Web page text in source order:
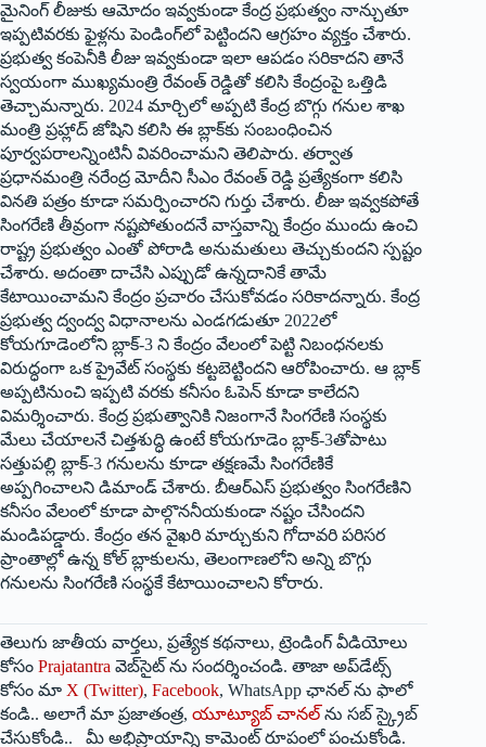
మైనింగ్‌ ‌లీజుకు ఆమోదం ఇవ్వకుండా కేంద్ర ప్రభుత్వం నాన్చుతూ
ఇప్పటివ‌ర‌కు ఫైళ్ల‌ను పెండింగ్‌లో పెట్టిందని ఆగ్రహం వ్యక్తం చేశారు.
ప్రభుత్వ కంపెనీకి లీజు ఇవ్వకుండా ఇలా ఆపడం సరికాదని తానే
స్వయంగా ముఖ్యమంత్రి రేవంత్‌ ‌రెడ్డితో కలిసి కేంద్రంపై ఒత్తిడి
తెచ్చామన్నారు. 2024 మార్చిలో అప్పటి కేంద్ర బొగ్గు గనుల శాఖ
మంత్రి ప్రహ్లాద్‌ ‌జోషిని కలిసి ఈ బ్లాక్‌కు సంబంధించిన
పూర్వపరాలన్నింటినీ వివరించామని తెలిపారు. తర్వాత
ప్రధానమంత్రి నరేంద్ర మోదీని సీఎం రేవంత్‌ ‌రెడ్డి ప్రత్యేకంగా కలిసి
వినతి పత్రం కూడా సమర్పించారని గుర్తు చేశారు. లీజు ఇవ్వకపోతే
సింగరేణి తీవ్రంగా నష్టపోతుందనే వాస్తవాన్ని కేంద్రం ముందు ఉంచి
రాష్ట్ర ప్రభుత్వం ఎంతో పోరాడి అనుమతులు తెచ్చుకుందని స్పష్టం
చేశారు. అదంతా దాచేసి ఎప్పుడో ఉన్నదానికే తామే
కేటాయించామని కేంద్రం ప్రచారం చేసుకోవడం సరికాదన్నారు. కేంద్ర
ప్రభుత్వ ద్వంద్వ విధానాలను ఎండగడుతూ 2022లో
కోయగూడెంలోని బ్లాక్‌-3 ‌ని కేంద్రం వేలంలో పెట్టి నిబంధనలకు
విరుద్ధంగా ఒక ప్రైవేట్‌ ‌సంస్థకు కట్టబెట్టిందని ఆరోపించారు. ఆ బ్లాక్‌
అప్పటినుంచి ఇప్పటి వరకు కనీసం ఓపెన్‌ ‌కూడా కాలేదని
విమర్శించారు. కేంద్ర ప్రభుత్వానికి నిజంగానే సింగరేణి సంస్థకు
మేలు చేయాలనే చిత్తశుద్ధి ఉంటే కోయగూడెం బ్లాక్‌-3తోపాటు
సత్తుపల్లి బ్లాక్‌-3 ‌గనులను కూడా తక్షణమే సింగరేణికే
అప్పగించాలని డిమాండ్‌ ‌చేశారు. బీఆర్‌ఎస్‌ ‌ప్రభుత్వం సింగరేణిని
కనీసం వేలంలో కూడా పాల్గొననీయకుండా నష్టం చేసిందని
మండిపడ్డారు. కేంద్రం తన వైఖరి మార్చుకుని గోదావరి పరిసర
ప్రాంతాల్లో ఉన్న కోల్‌ ‌బ్లాకులను, తెలంగాణలోని అన్ని బొగ్గు
గనులను సింగరేణి సంస్థకే కేటాయించాలని కోరారు.
తెలుగు జాతీయ వార్తలు, ప్రత్యేక కథనాలు, ట్రెండింగ్ వీడియోలు
కోసం Prajatantra వెబ్‌సైట్ ను సందర్శించండి. తాజా అప్‌డేట్స్
కోసం మా X (Twitter), Facebook, WhatsApp ఛానల్ ను ఫాలో
కండి.. అలాగే మా ప్రజాతంత్ర, యూట్యూబ్ చానల్ ను సబ్ స్క్రైబ్
చేసుకోండి.. మీ అభిప్రాయాన్ని కామెంట్ రూపంలో పంచుకోండి.